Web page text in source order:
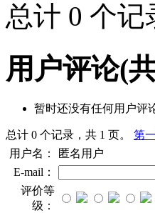
总计 0 个
用户评论(
暂时还没有任何用户评
总计 0 个记录，共 1 页。 第
用户名：
匿名用户
E-mail：
评价等
级：